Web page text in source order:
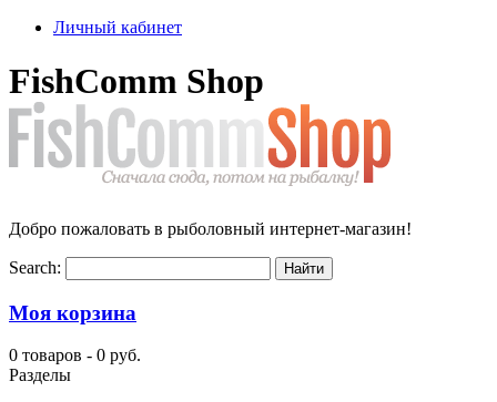
Личный кабинет
FishComm Shop
Добро пожаловать в рыболовный интернет-магазин!
Search:
Моя корзина
0 товаров - 0 руб.
Разделы